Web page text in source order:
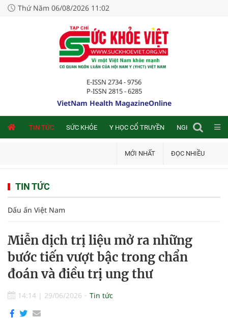
Thứ Năm 06/08/2026 11:02
E-ISSN 2734 - 9756
P-ISSN 2815 - 6285
VietNam Health MagazineOnline
TIN TỨC SỨC KHỎE Y HỌC CỔ TRUYỀN NGHIÊN CỨU
MỚI NHẤT ĐỌC NHIỀU
TIN TỨC
Dấu ấn Việt Nam
Miễn dịch trị liệu mở ra những
bước tiến vượt bậc trong chẩn
đoán và điều trị ung thư
14:14 | 29/06/2026 Tin tức